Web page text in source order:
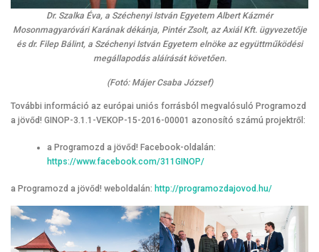
Dr. Szalka Éva, a Széchenyi István Egyetem Albert Kázmér
Mosonmagyaróvári Karának dékánja, Pintér Zsolt, az Axiál Kft. ügyvezetője
és dr. Filep Bálint, a Széchenyi István Egyetem elnöke az együttműködési
megállapodás aláírását követően.
(Fotó: Májer Csaba József)
További információ az európai uniós forrásból megvalósuló Programozd
a jövőd! GINOP-3.1.1-VEKOP-15-2016-00001 azonosító számú projektről:
a Programozd a jövőd! Facebook-oldalán:
https://www.facebook.com/311GINOP/
a Programozd a jövőd! weboldalán: http://programozdajovod.hu/